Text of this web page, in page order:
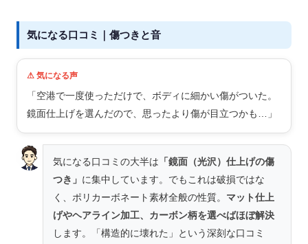
気になる口コミ｜傷つきと音
⚠ 気になる声
「空港で一度使っただけで、ボディに細かい傷がついた。
鏡面仕上げを選んだので、思ったより傷が目立つかも…」
気になる口コミの大半は 「鏡面（光沢）仕上げの傷
つき」 に集中しています。でもこれは破損ではな
く、ポリカーボネート素材全般の性質。 マット仕上
げやヘアライン加工、カーボン柄を選べばほぼ解決
します。「構造的に壊れた」という深刻な口コミ